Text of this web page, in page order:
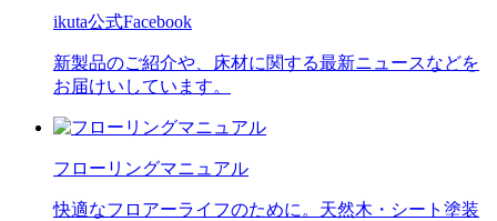
ikuta公式Facebook
新製品のご紹介や、床材に関する最新ニュースなどを
お届けいしています。
フローリングマニュアル
快適なフロアーライフのために。天然木・シート塗装